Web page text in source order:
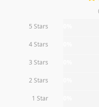
5 Stars
4 Stars
3 Stars
2 Stars
1 Star